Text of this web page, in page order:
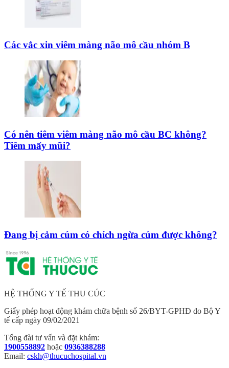
Các vắc xin viêm màng não mô cầu nhóm B
Có nên tiêm viêm màng não mô cầu BC không?
Tiêm mấy mũi?
Đang bị cảm cúm có chích ngừa cúm được không?
HỆ THỐNG Y TẾ THU CÚC
Giấy phép hoạt động khám chữa bệnh số 26/BYT-GPHĐ do Bộ Y
tế cấp ngày 09/02/2021
Tổng đài tư vấn và đặt khám:
1900558892 hoặc 0936388288
Email: cskh@thucuchospital.vn